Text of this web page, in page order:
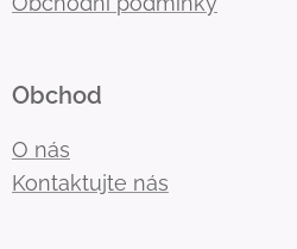
Obchod
O nás
Kontaktujte nás